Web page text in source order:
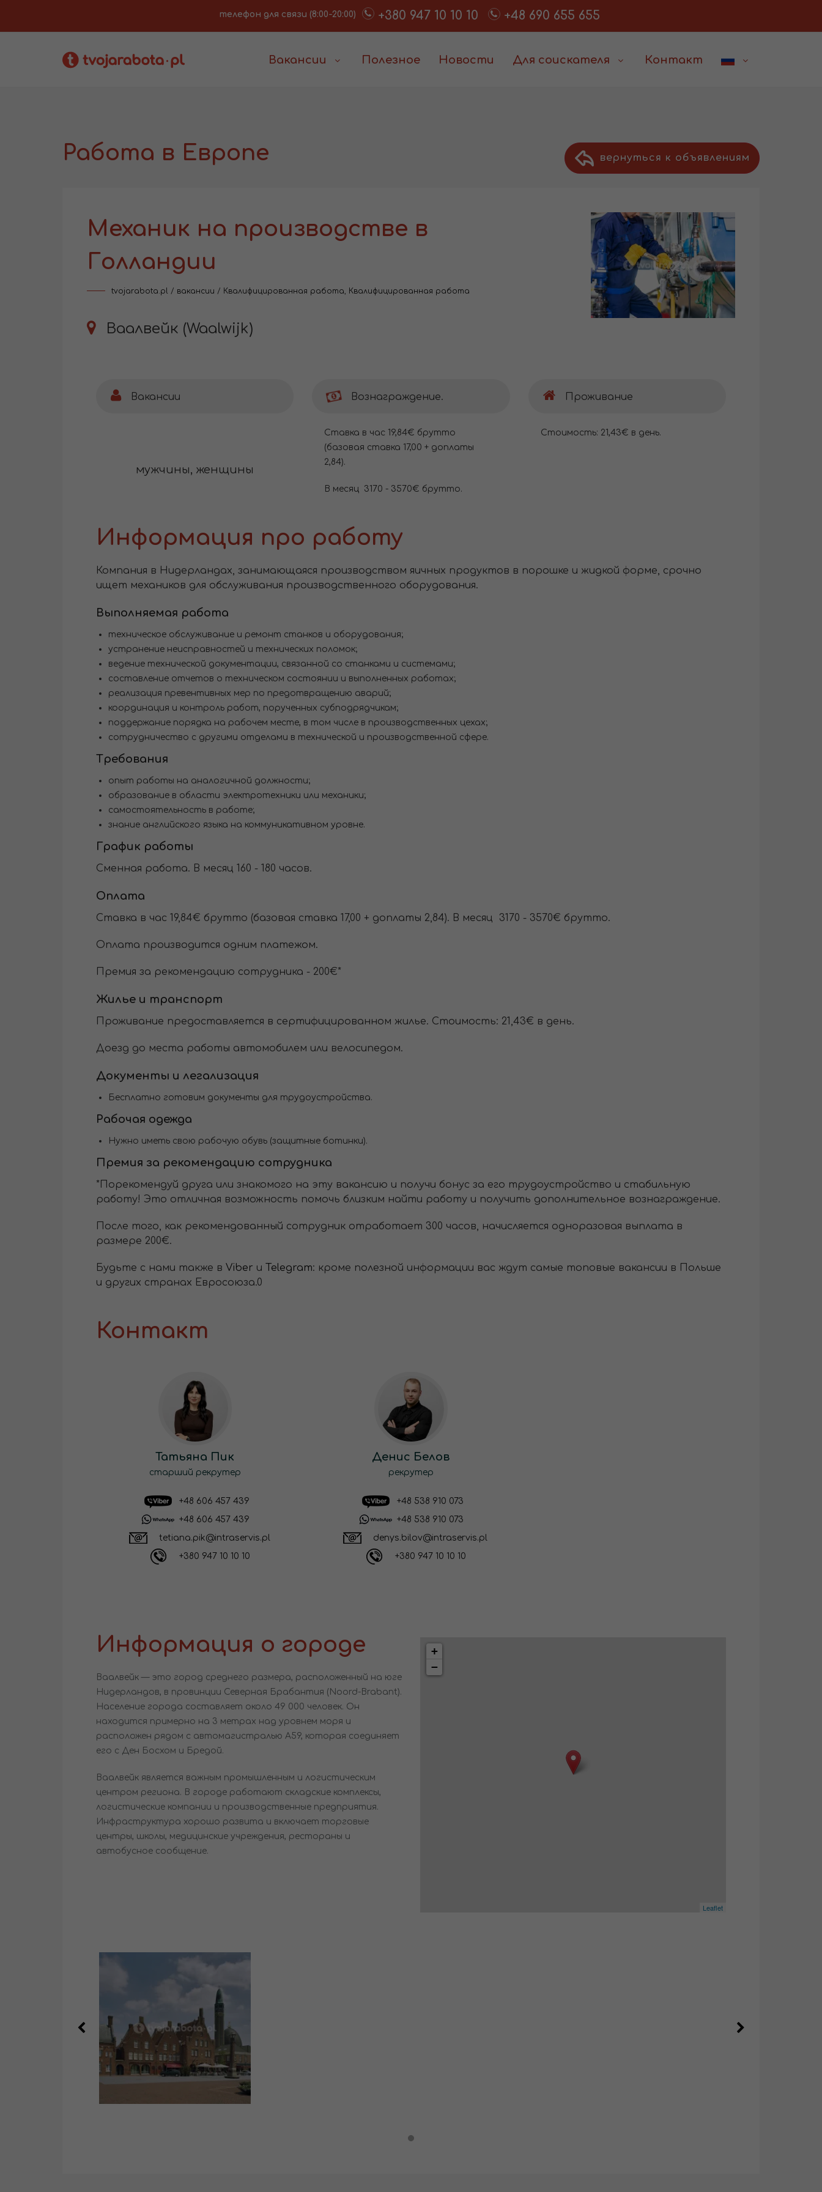
телефон для связи (8:00-20:00) +380 947 10 10 10 +48 690 655 655
Вакансии Полезное Новости Для соискателя Контакт
вернуться к объявлениям
Работа в Европе
Механик на производстве в
Голландии
tvojarabota.pl / вакансии / Квалифицированная работа, Квалифицированная работа
Ваалвейк (Waalwijk)
Вакансии
мужчины, женщины
Вознаграждение.
Cтавка в час 19,84€ брутто
(базовая ставка 17,00 + доплаты
2,84).
В месяц 3170 - 3570€ брутто.
Проживание
Стоимость: 21,43€ в день.
Информация про работу
Компания в Нидерландах, занимающаяся производством яичных продуктов в порошке и жидкой форме, срочно
ищет механиков для обслуживания производственного оборудования.
Выполняемая работа
техническое обслуживание и ремонт станков и оборудования;
устранение неисправностей и технических поломок;
ведение технической документации, связанной со станками и системами;
составление отчетов о техническом состоянии и выполненных работах;
реализация превентивных мер по предотвращению аварий;
координация и контроль работ, порученных субподрядчикам;
поддержание порядка на рабочем месте, в том числе в производственных цехах;
сотрудничество с другими отделами в технической и производственной сфере.
Требования
опыт работы на аналогичной должности;
образование в области электротехники или механики;
самостоятельность в работе;
знание английского языка на коммуникативном уровне.
График работы
Сменная работа. В месяц 160 - 180 часов.
Оплата
Cтавка в час 19,84€ брутто (базовая ставка 17,00 + доплаты 2,84). В месяц 3170 - 3570€ брутто.
Оплата производится одним платежом.
Премия за рекомендацию сотрудника - 200€*
Жилье и транспорт
Проживание предоставляется в сертифицированном жилье. Стоимость: 21,43€ в день.
Доезд до места работы автомобилем или велосипедом.
Документы и легализация
Бесплатно готовим документы для трудоустройства.
Рабочая одежда
Нужно иметь свою рабочую обувь (защитные ботинки).
Премия за рекомендацию сотрудника
*Порекомендуй друга или знакомого на эту вакансию и получи бонус за его трудоустройство и стабильную
работу! Это отличная возможность помочь близким найти работу и получить дополнительное вознаграждение.
После того, как рекомендованный сотрудник отработает 300 часов, начисляется одноразовая выплата в
размере 200€.
Будьте с нами также в Viber и Telegram: кроме полезной информации вас ждут самые топовые вакансии в Польше
и других странах Евросоюза.0
Контакт
Татьяна Пик
старший рекрутер
+48 606 457 439
+48 606 457 439
tetiana.pik@intraservis.pl
+380 947 10 10 10
Денис Белов
рекрутер
+48 538 910 073
+48 538 910 073
denys.bilov@intraservis.pl
+380 947 10 10 10
Информация о городе
Ваалвейк — это город среднего размера, расположенный на юге
Нидерландов, в провинции Северная Брабантия (Noord-Brabant).
Население города составляет около 49 000 человек. Он
находится примерно на 3 метрах над уровнем моря и
расположен рядом с автомагистралью A59, которая соединяет
его с Ден Босхом и Бредой.
Ваалвейк является важным промышленным и логистическим
центром региона. В городе работают складские комплексы,
логистические компании и производственные предприятия.
Инфраструктура хорошо развита и включает торговые
центры, школы, медицинские учреждения, рестораны и
автобусное сообщение.
+
−
Leaflet